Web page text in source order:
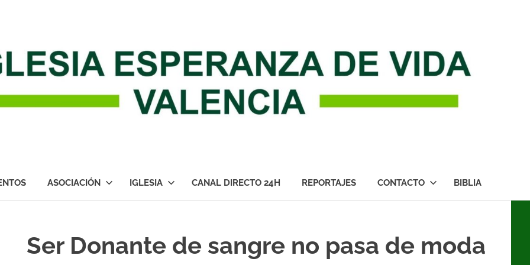
ASOCIACIÓN IGLESIA CANAL DIRECTO 24H REPORTAJES CONTACTO BIBLIA
Ser Donante de sangre no pasa de moda